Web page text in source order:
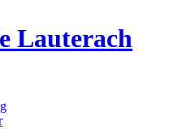
Lauterach